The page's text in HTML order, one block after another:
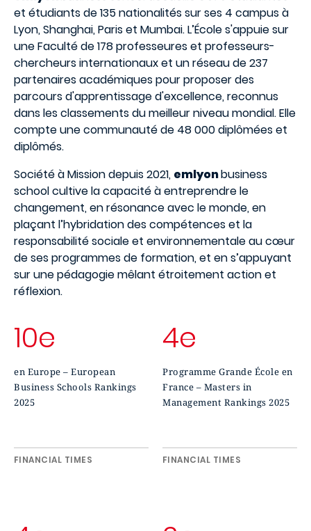
et étudiants de 135 nationalités sur ses 4 campus à
Lyon, Shanghai, Paris et Mumbai. L’École s'appuie sur
une Faculté de 178 professeures et professeurs-
chercheurs internationaux et un réseau de 237
partenaires académiques pour proposer des
parcours d'apprentissage d'excellence, reconnus
dans les classements du meilleur niveau mondial. Elle
compte une communauté de 48 000 diplômées et
diplômés.
Société à Mission depuis 2021, emlyonbusiness
school cultive la capacité à entreprendre le
changement, en résonance avec le monde, en
plaçant l’hybridation des compétences et la
responsabilité sociale et environnementale au cœur
de ses programmes de formation, et en s’appuyant
sur une pédagogie mêlant étroitement action et
réflexion.
10e
en Europe – European
Business Schools Rankings
2025
FINANCIAL TIMES
4e
Programme Grande École en
France – Masters in
Management Rankings 2025
FINANCIAL TIMES